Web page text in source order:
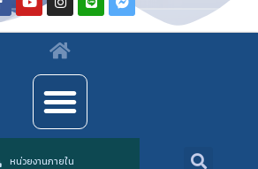
หน่วยงานภายใน